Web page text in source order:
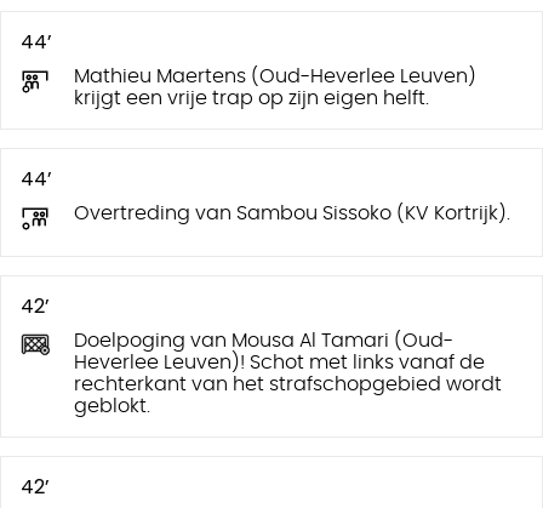
44’
Mathieu Maertens (Oud-Heverlee Leuven)
krijgt een vrije trap op zijn eigen helft.
44’
Overtreding van Sambou Sissoko (KV Kortrijk).
42’
Doelpoging van Mousa Al Tamari (Oud-
Heverlee Leuven)! Schot met links vanaf de
rechterkant van het strafschopgebied wordt
geblokt.
42’